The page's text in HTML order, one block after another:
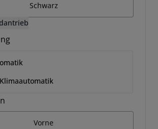
Schwarz
Vorne